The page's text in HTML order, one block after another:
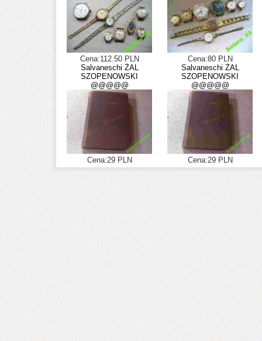
Cena:112.50 PLN
Cena:80 PLN
Salvaneschi ŻAL
SZOPENOWSKI
@@@@@
Cena:29 PLN
Salvaneschi ŻAL
SZOPENOWSKI
@@@@@
Cena:29 PLN